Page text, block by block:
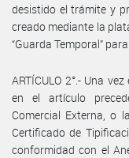
desistido el trámite y
creado mediante la
“Guarda Temporal”
ARTÍCULO 2°.- Una
en el artículo
Comercial Externa, o
Certificado de
conformidad con el